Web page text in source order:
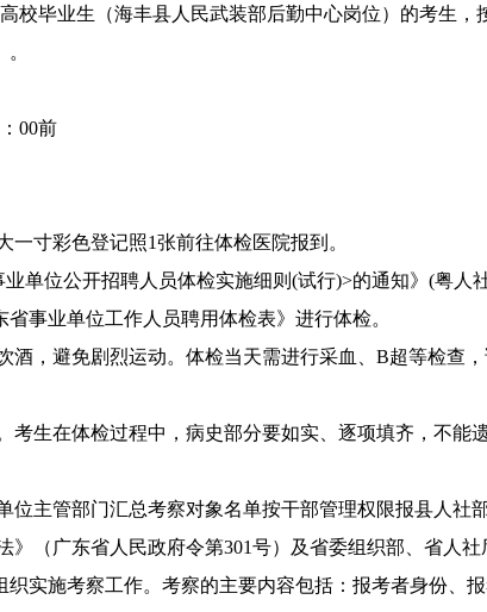
毕业生（海丰县人民武装部后勤中心岗位）的考生，
00前
寸彩色登记照1张前往体检医院报到。
位公开招聘人员体检实施细则(试行)>的通知》(粤人
事业单位工作人员聘用体检表》进行体检。
，避免剧烈运动。体检当天需进行采血、B超等检查
在体检过程中，病史部分要如实、逐项填齐，不能
管部门汇总考察对象名单按干部管理权限报县人社
广东省人民政府令第301号）及省委组织部、省人
织实施考察工作。考察的主要内容包括：报考者身份